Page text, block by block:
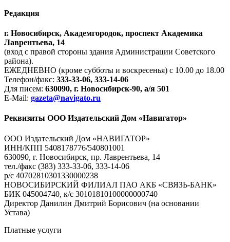
Редакция
г. Новосибирск, Академгородок, проспект Академика
Лаврентьева, 14
(вход с правой стороны здания Администрации Советского
района).
ЕЖЕДНЕВНО (кроме субботы и воскресенья) с 10.00 до 18.00
Телефон/факс: 333-33-06, 333-14-06
Для писем: 630090, г. Новосибирск-90, а/я 501
E-Mail: gazeta@navigato.ru
Реквизиты ООО Издательский Дом «Навигатор»
ООО Издательский Дом «НАВИГАТОР»
ИНН/КПП 5408178776/540801001
630090, г. Новосибирск, пр. Лаврентьева, 14
тел./факс (383) 333-33-06, 333-14-06
р/с 40702810301330000238
НОВОСИБИРСКИЙ ФИЛИАЛ ПАО АКБ «СВЯЗЬ-БАНК»
БИК 045004740, к/с 30101810100000000740
Директор Данилин Дмитрий Борисович (на основании
Устава)
Платные услуги